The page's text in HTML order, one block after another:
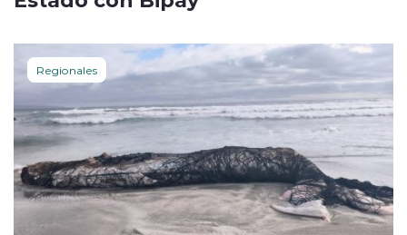
Regionales